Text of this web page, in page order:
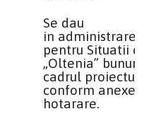
Se dau
in
pentru Situatii
„Oltenia”
cadrul
conform anexei
hotarare.